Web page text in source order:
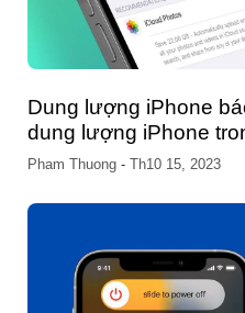
Dung lượng iPhone
dung lượng iPhone
Pham Thuong - Th10 15, 2023